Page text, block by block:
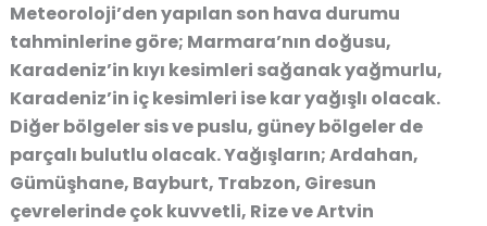
Meteoroloji’den yapılan son hava durumu
tahminlerine göre; Marmara’nın doğusu,
Karadeniz’in kıyı kesimleri sağanak yağmurlu,
Karadeniz’in iç kesimleri ise kar yağışlı olacak.
Diğer bölgeler sis ve puslu, güney bölgeler de
parçalı bulutlu olacak. Yağışların; Ardahan,
Gümüşhane, Bayburt, Trabzon, Giresun
çevrelerinde çok kuvvetli, Rize ve Artvin